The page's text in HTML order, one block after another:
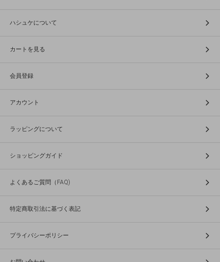
ハシュケについて
カートを見る
会員登録
アカウント
ラッピングについて
ショッピングガイド
よくあるご質問（FAQ)
特定商取引法に基づく表記
プライバシーポリシー